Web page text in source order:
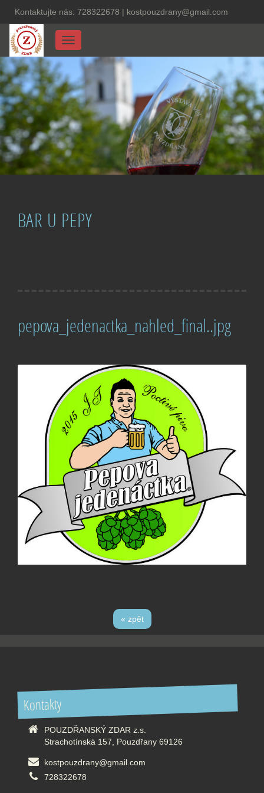
Kontaktujte nás: 728322678 | kostpouzdrany@gmail.com
Menu
BAR U PEPY
pepova_jedenactka_nahled_final..jpg
« zpět
Kontakty
POUZDŘANSKÝ ZDAR z.s.
Strachotínská 157, Pouzdřany 69126
kostpouzdrany@gmail.com
728322678